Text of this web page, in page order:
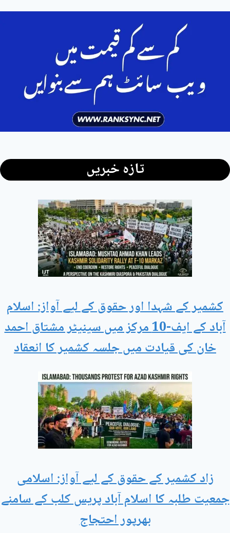
تازہ خبریں
کشمیر کے شہدا اور حقوق کے لیے آواز: اسلام
آباد کے ایف-10 مرکز میں سینیٹر مشتاق احمد
خان کی قیادت میں جلسہ کشمیر کا انعقاد
زاد کشمیر کے حقوق کے لیے آواز: اسلامی
جمعیت طلبہ کا اسلام آباد پریس کلب کے سامنے
بھرپور احتجاج